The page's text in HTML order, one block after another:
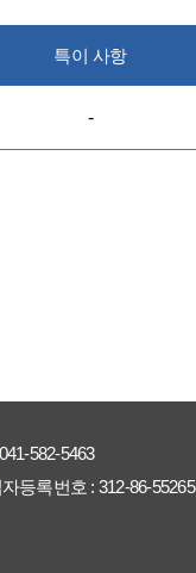
특이 사항
-
041-582-5463
등록번호 : 312-86-55265